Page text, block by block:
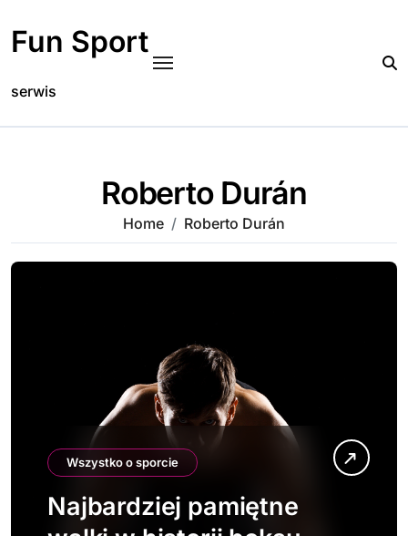
content
Fun Sport
serwis
Roberto Durán
Home Roberto Durán
Wszystko o sporcie
Najbardziej pamiętne